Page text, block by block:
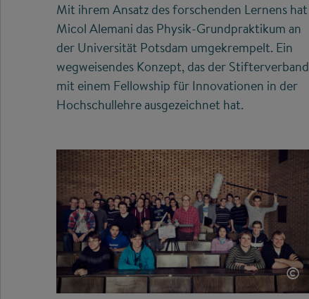
Mit ihrem Ansatz des forschenden Lernens hat
Micol Alemani das Physik-Grundpraktikum an
der Universität Potsdam umgekrempelt. Ein
wegweisendes Konzept, das der Stifterverband
mit einem Fellowship für Innovationen in der
Hochschullehre ausgezeichnet hat.
©